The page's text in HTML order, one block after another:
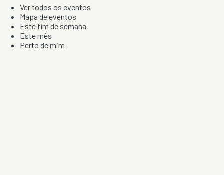
Ver todos os eventos
Mapa de eventos
Este fim de semana
Este mês
Perto de mim